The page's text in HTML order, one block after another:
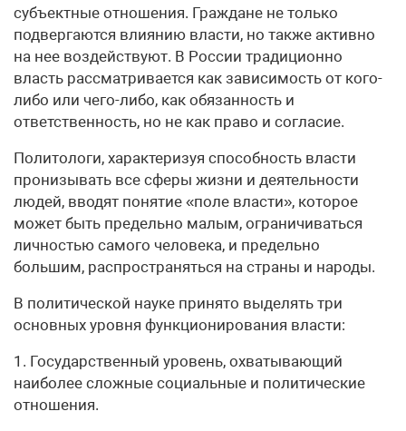
субъектные отношения. Граждане не только
подвергаются влиянию власти, но также активно
на нее воздействуют. В России традиционно
власть рассматривается как зависимость от кого-
либо или чего-либо, как обязанность и
ответственность, но не как право и согласие.
Политологи, характеризуя способность власти
пронизывать все сферы жизни и деятельности
людей, вводят понятие «поле власти», которое
может быть предельно малым, ограничиваться
личностью самого человека, и предельно
большим, распространяться на страны и народы.
В политической науке принято выделять три
основных уровня функционирования власти:
1. Государственный уровень, охватывающий
наиболее сложные социальные и политические
отношения.